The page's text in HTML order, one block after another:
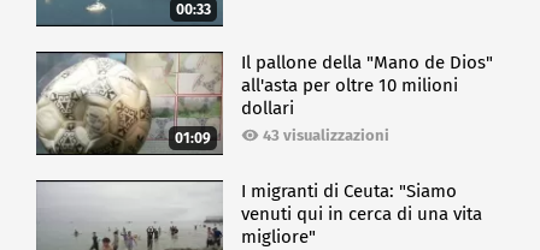
00:33
01:09
Il pallone della "Mano de Dios"
all'asta per oltre 10 milioni
dollari
43 visualizzazioni
I migranti di Ceuta: "Siamo
venuti qui in cerca di una vita
migliore"